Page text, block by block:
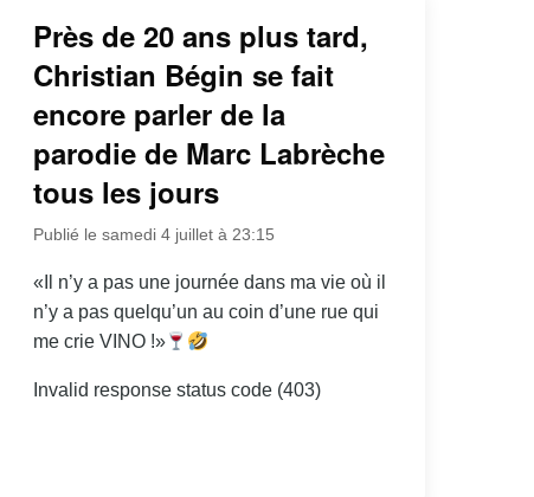
Près de 20 ans plus tard,
Christian Bégin se fait
encore parler de la
parodie de Marc Labrèche
tous les jours
Publié le samedi 4 juillet à 23:15
«Il n’y a pas une journée dans ma vie où il
n’y a pas quelqu’un au coin d’une rue qui
me crie VINO !»
Invalid response status code (403)